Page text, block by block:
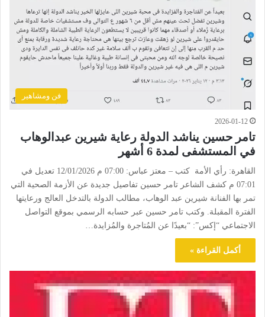
فن ومشاهير
2026-01-12
تامر حسين يناشد الدولة رعاية شيرين عبدالوهاب
في المستشفى لمدة 6 أشهر
القاهرة: رأي الأمة كتب – معتز عباس: 07:00 م 12/01/2026 تعديل في
07:01 م كشف الشاعر تامر حسين تفاصيل جديدة عن الأزمة الصحية التي
تمر بها الفنانة شيرين عبد الوهاب، مطالب الدولة بالتدخل العالج ورعايتها
الفترة المقبلة. وكتب تامر حسين عبر حسابه الرسمي بموقع التواصل
الاجتماعي “إكس”: “بعيدًا عن المُتاجرة والمُزايدة…
أكمل القراءة »